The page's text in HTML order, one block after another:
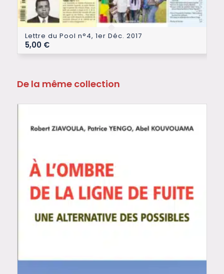
Lettre du Pool n°4, 1er Déc. 2017
5,00 €
De la même collection